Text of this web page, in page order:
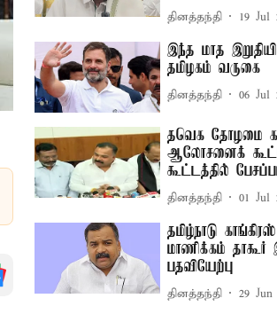
தினத்தந்தி 19 Jul
இந்த மாத
தமிழகம் வருகை
தினத்தந்தி 06 Jul
தவெக தோழமை
ஆலோசனைக்
கூட்டத்தில்
தினத்தந்தி 01 Jul
தமிழ்நாடு
மாணிக்கம் தாகூர்
பதவியேற்பு
தினத்தந்தி 29 Jun